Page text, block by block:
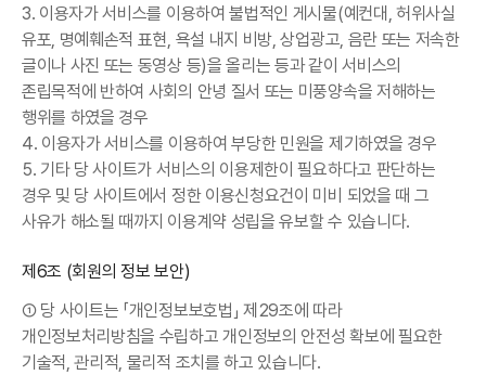
3. 이용자가 서비스를 이용하여 불법적인 게시물(예컨대, 허위사실
유포, 명예훼손적 표현, 욕설 내지 비방, 상업광고, 음란 또는 저속한
글이나 사진 또는 동영상 등)을 올리는 등과 같이 서비스의
존립목적에 반하여 사회의 안녕 질서 또는 미풍양속을 저해하는
행위를 하였을 경우
4. 이용자가 서비스를 이용하여 부당한 민원을 제기하였을 경우
5. 기타 당 사이트가 서비스의 이용제한이 필요하다고 판단하는
경우 및 당 사이트에서 정한 이용신청요건이 미비 되었을 때 그
사유가 해소될 때까지 이용계약 성립을 유보할 수 있습니다.
제6조 (회원의 정보 보안)
① 당 사이트는 「개인정보보호법」 제29조에 따라
개인정보처리방침을 수립하고 개인정보의 안전성 확보에 필요한
기술적, 관리적, 물리적 조치를 하고 있습니다.